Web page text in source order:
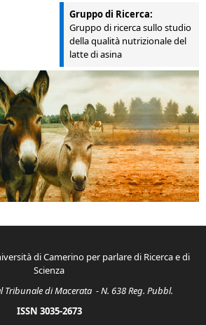
Gruppo di Ricerca:
Gruppo di ricerca sullo studio
della qualità nutrizionale del
latte di asina
di Camerino per parlare di Ricerca e di
Scienza
Tribunale di Macerata - N. 638 Reg. Pubbl.
ISSN 3035-2673